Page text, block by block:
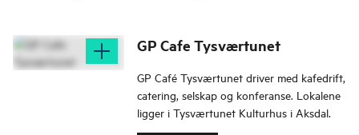
GP Cafe Tysværtunet
GP Café Tysværtunet driver med kafedrift,
catering, selskap og konferanse. Lokalene
ligger i Tysværtunet Kulturhus i Aksdal.